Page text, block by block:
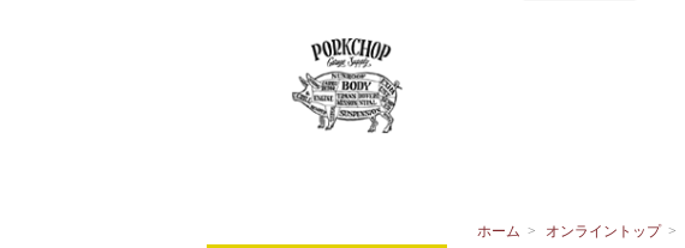
ホーム > オンライントップ >